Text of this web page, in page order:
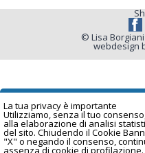
© Lisa
webdesign
La tua privacy è importante
Utilizziamo, senza il tuo
alla elaborazione di analisi
del sito. Chiudendo il Cookie
"X" o negando il consenso,
assenza di cookie di profilazione.